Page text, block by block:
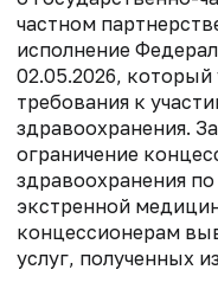
частном
исполнение
02.05.2026, который
требования к
здравоохранения.
ограничение
здравоохранения
экстренной
концессионерам
услуг, полученных